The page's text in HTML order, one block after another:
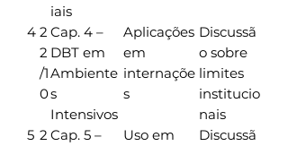
iais
4 2
2
/1
0
Cap. 4 –
DBT em
Ambiente
s
Intensivos
Aplicações
em
internaçõe
s
Discussã
o sobre
limites
institucio
nais
5 2 Cap. 5 –
Uso em
Discussã